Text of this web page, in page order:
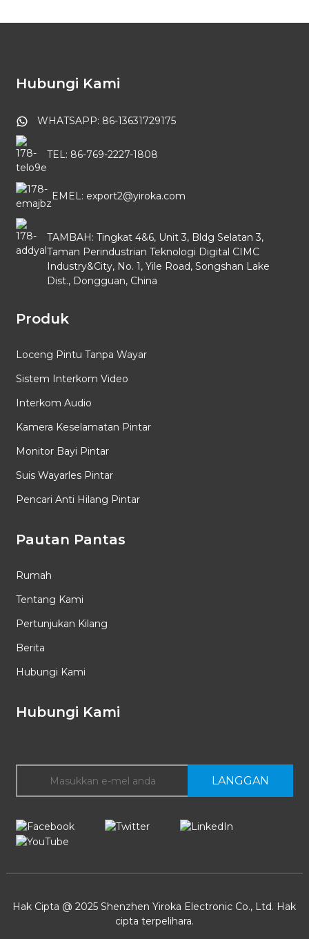
Hubungi Kami
WHATSAPP: 86-13631729175
TEL: 86-769-2227-1808
EMEL: export2@yiroka.com
TAMBAH: Tingkat 4&6, Unit 3, Bldg Selatan 3,
Taman Perindustrian Teknologi Digital CIMC
Industry&City, No. 1, Yile Road, Songshan Lake
Dist., Dongguan, China
Produk
Loceng Pintu Tanpa Wayar
Sistem Interkom Video
Interkom Audio
Kamera Keselamatan Pintar
Monitor Bayi Pintar
Suis Wayarles Pintar
Pencari Anti Hilang Pintar
Pautan Pantas
Rumah
Tentang Kami
Pertunjukan Kilang
Berita
Hubungi Kami
Hubungi Kami
LANGGAN
Hak Cipta @ 2025 Shenzhen Yiroka Electronic Co., Ltd. Hak
cipta terpelihara.